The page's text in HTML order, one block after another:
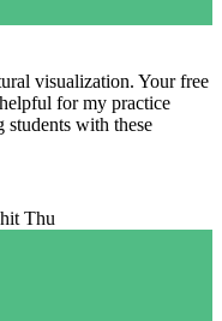
visualization. Your free
for my practice
with these
Thu